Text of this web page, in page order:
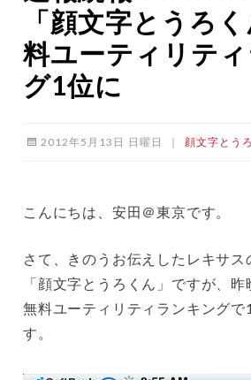
「顔文字とうろ
料ユーティリテ
グ1位に
2012年5月13日 日曜日 ｜ 顔文字とう
こんにちは、安田＠東京です。
さて、きのうお伝えしたレキサス
「顔文字とうろくん」ですが、
無料ユーティリティランキングで
す。